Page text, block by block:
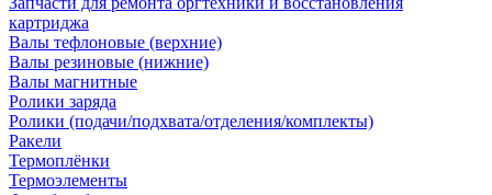
картриджа
Валы тефлоновые (верхние)
Валы резиновые (нижние)
Валы магнитные
Ролики заряда
Ролики (подачи/подхвата/отделения/комплекты)
Ракели
Термоплёнки
Термоэлементы